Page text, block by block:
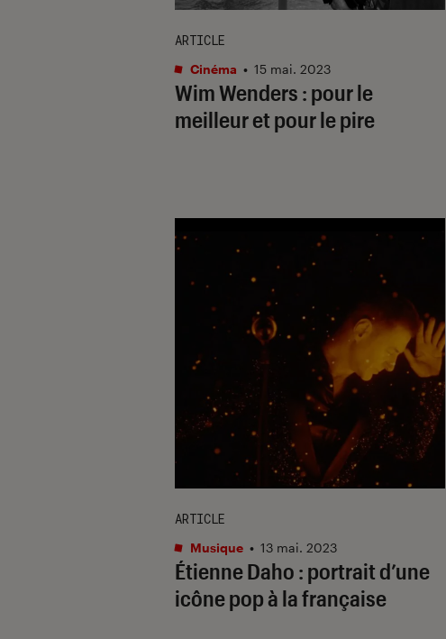
Wim Wenders : pour le
meilleur et pour le pire
ARTICLE
Cinéma • 15 mai. 2023
Étienne Daho : portrait d’une
icône pop à la française
ARTICLE
Musique • 13 mai. 2023